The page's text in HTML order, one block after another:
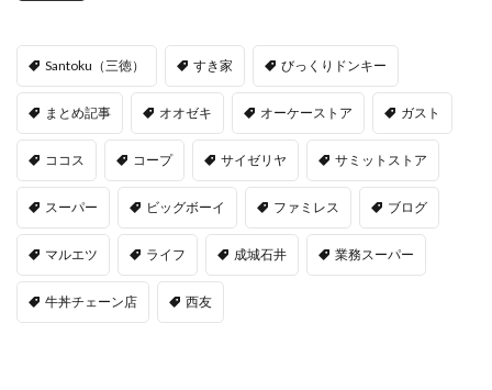
Santoku（三徳） すき家 びっくりドンキー
まとめ記事 オオゼキ オーケーストア ガスト
ココス コープ サイゼリヤ サミットストア
スーパー ビッグボーイ ファミレス ブログ
マルエツ ライフ 成城石井 業務スーパー
牛丼チェーン店 西友